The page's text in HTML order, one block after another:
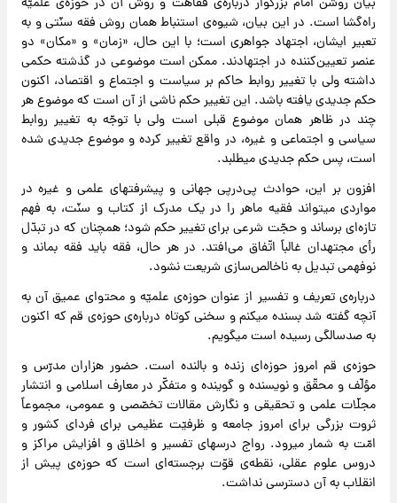
راه‌گشا است. در این بیان، شیوه‌ی استنباط همان روش فقه سنّتی و به
تعبیر ایشان، اجتهاد جواهری است؛ با این حال، «زمان» و «مکان» دو
عنصر تعیین‌کننده در اجتهادند. ممکن است موضوعی در گذشته حکمی
داشته ولی با تغییر روابط حاکم بر سیاست و اجتماع و اقتصاد، اکنون
حکم جدیدی یافته باشد. این تغییر حکم ناشی از آن است که موضوع هر
چند در ظاهر همان موضوع قبلی است ولی با توجّه به تغییر روابط
سیاسی و اجتماعی و غیره، در واقع تغییر کرده و موضوع جدیدی شده
است، پس حکم جدیدی میطلبد.
افزون بر این، حوادث پی‌درپی جهانی و پیشرفتهای علمی و غیره در
مواردی میتواند فقیه ماهر را در یک مدرک از کتاب و سنّت، به فهم
تازه‌ای برساند و حجّت شرعی برای تغییر حکم شود؛ همچنان که در تبدّل
رأی مجتهدان غالباً اتّفاق می‌افتد. در هر حال، فقه باید فقه بماند و
نوفهمی تبدیل به ناخالص‌سازی شریعت نشود.
درباره‌ی تعریف و تفسیر از عنوان حوزه‌ی علمیّه و محتوای عمیق آن به
آنچه گفته شد بسنده میکنم و سخنی کوتاه درباره‌ی حوزه‌ی قم که اکنون
به صد‌سالگی رسیده است میگویم.
حوزه‌ی قم امروز حوزه‌ای زنده و بالنده است. حضور هزاران مدرّس و
مؤلّف و محقّق و نویسنده و گوینده و متفکّر در معارف اسلامی و انتشار
مجلّات علمی و تحقیقی و نگارش مقالات تخصّصی و عمومی، مجموعاً
ثروت بزرگی برای امروز جامعه و ظرفیّت عظیمی برای فردای کشور و
امّت به شمار میرود. رواج درسهای تفسیر و اخلاق و افزایش مراکز و
دروس علوم عقلی، نقطه‌ی قوّت برجسته‌ای است که حوزه‌ی پیش از
انقلاب به آن دسترسی نداشت.